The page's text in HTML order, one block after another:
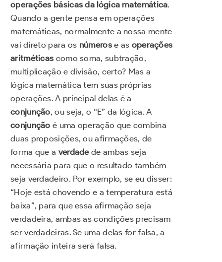
operações básicas da lógica matemática.
Quando a gente pensa em operações
matemáticas, normalmente a nossa mente
vai direto para os númerose as operações
aritméticas como soma, subtração,
multiplicação e divisão, certo? Mas a
lógica matemática tem suas próprias
operações. A principal delas é a
conjunção, ou seja, o “E” da lógica. A
conjunção é uma operação que combina
duas proposições, ou afirmações, de
forma que a verdadede ambas seja
necessária para que o resultado também
seja verdadeiro. Por exemplo, se eu disser:
“Hoje está chovendo e a temperatura está
baixa”, para que essa afirmação seja
verdadeira, ambas as condições precisam
ser verdadeiras. Se uma delas for falsa, a
afirmação inteira será falsa.